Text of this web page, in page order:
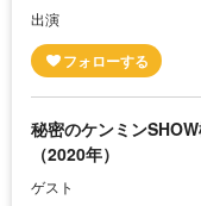
出演
秘密のケンミン
（2020年）
ゲスト